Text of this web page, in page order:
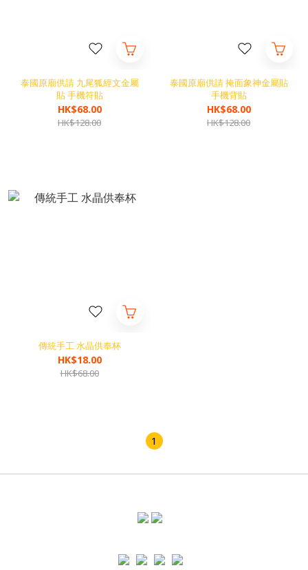
泰國原廟供請 九尾狐經文金屬
貼 手機符貼
HK$68.00
HK$128.00
泰國原廟供請 掩面象神金屬貼
手機背貼
HK$68.00
HK$128.00
傳統手工 水晶供奉杯
HK$18.00
HK$68.00
1